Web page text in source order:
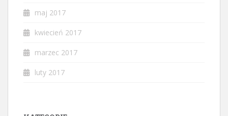
maj 2017
kwiecień 2017
marzec 2017
luty 2017